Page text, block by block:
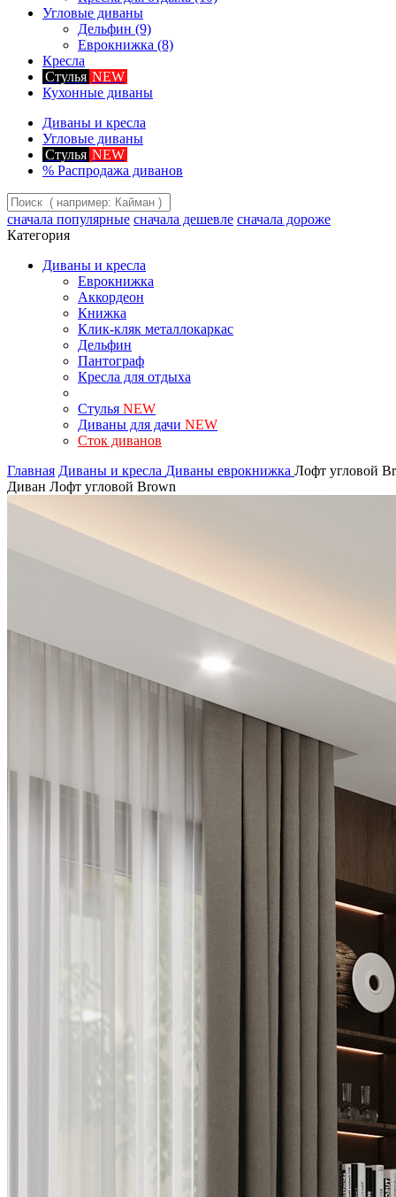
Угловые диваны
Дельфин (9)
Еврокнижка (8)
Кресла
Стулья NEW
Кухонные диваны
Диваны и кресла
Угловые диваны
Стулья NEW
% Распродажа диванов
сначала популярные сначала дешевле сначала дороже
Категория
Диваны и кресла
Еврокнижка
Аккордеон
Книжка
Клик-кляк металлокаркас
Дельфин
Пантограф
Кресла для отдыха
Стулья NEW
Диваны для дачи NEW
Сток диванов
Главная Диваны и кресла Диваны еврокнижка Лофт угловой
Диван Лофт угловой Brown